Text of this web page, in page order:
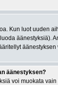
Kun luot uuden
äänestyksiä).
äänestyksen?
voi muokata